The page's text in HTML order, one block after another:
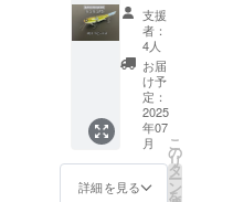
込み）
ヨコ
ヨコ
FD ＃
０1ベ
ビーバ
ス サイ
ズ：16
㎝ ウ
エイ
ト：25
支援
者：
4人
お届
け予
定：
2025
年07
月
詳細を見る
こ
の
リ
タ
ー
ン
を